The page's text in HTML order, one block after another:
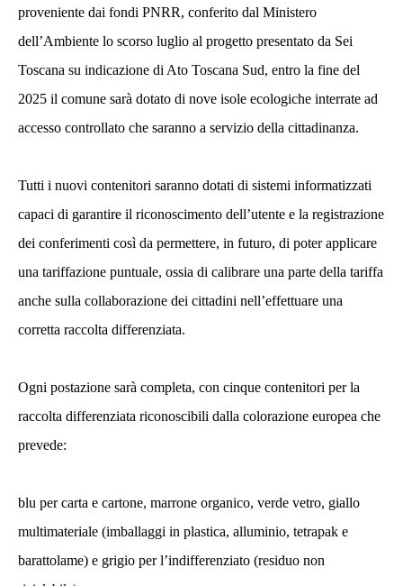
proveniente dai fondi PNRR, conferito dal Ministero
dell’Ambiente lo scorso luglio al progetto presentato da Sei
Toscana su indicazione di Ato Toscana Sud, entro la fine del
2025 il comune sarà dotato di nove isole ecologiche interrate ad
accesso controllato che saranno a servizio della cittadinanza.
Tutti i nuovi contenitori saranno dotati di sistemi informatizzati
capaci di garantire il riconoscimento dell’utente e la registrazione
dei conferimenti così da permettere, in futuro, di poter applicare
una tariffazione puntuale, ossia di calibrare una parte della tariffa
anche sulla collaborazione dei cittadini nell’effettuare una
corretta raccolta differenziata.
Ogni postazione sarà completa, con cinque contenitori per la
raccolta differenziata riconoscibili dalla colorazione europea che
prevede:
blu per carta e cartone, marrone organico, verde vetro, giallo
multimateriale (imballaggi in plastica, alluminio, tetrapak e
barattolame) e grigio per l’indifferenziato (residuo non